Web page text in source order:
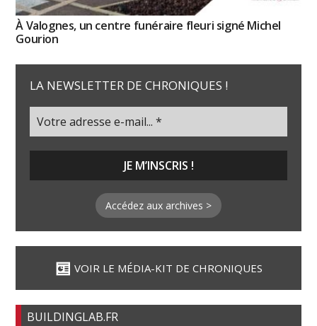
À Valognes, un centre funéraire fleuri signé Michel
Gourion
LA NEWSLETTER DE CHRONIQUES !
Accédez aux archives >
VOIR LE MÉDIA-KIT DE CHRONIQUES
BUILDINGLAB.FR